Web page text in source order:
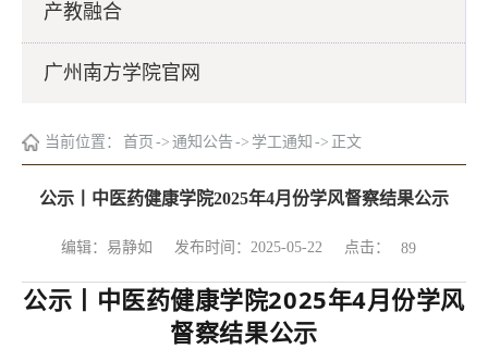
产教融合
广州南方学院官网
当前位置： 首页 -> 通知公告 -> 学工通知 -> 正文
公示丨中医药健康学院2025年4月份学风督察结果公示
编辑：易静如 发布时间：2025-05-22 点击： 89
公示丨中医药健康学院2025年4月份学风
督察结果公示